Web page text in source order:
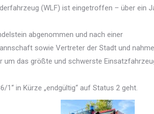
(WLF) ist eingetroffen – über ein
abgenommen und nach einer
sowie Vertreter der Stadt und
um das größte und schwerste
1“ in Kürze „endgültig“ auf Status 2 geht.